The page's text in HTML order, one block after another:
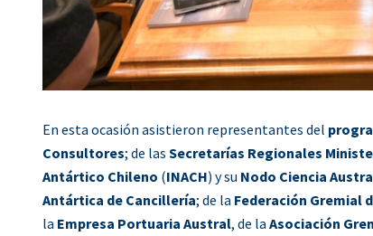
En esta ocasión asistieron representantes del
Consultores; de las Secretarías Regionales
Antártico Chileno (INACH) y su Nodo Ciencia
Antártica de Cancillería; de la Federación Gremial
la Empresa Portuaria Austral, de la Asociación